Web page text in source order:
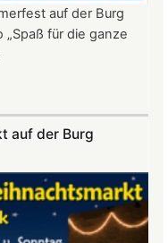
auf der Burg
für die ganze
auf der Burg